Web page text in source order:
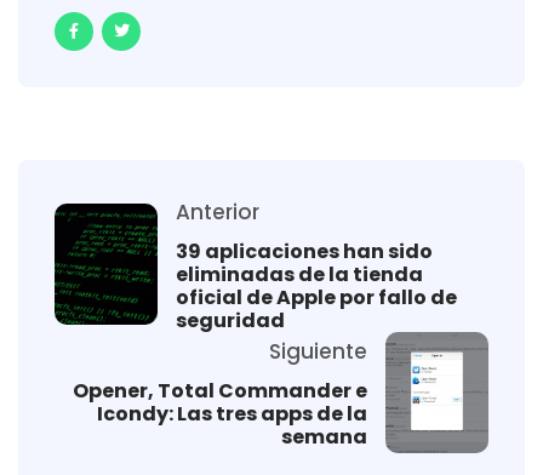
Anterior
39 aplicaciones han sido
eliminadas de la tienda
oficial de Apple por fallo de
seguridad
Siguiente
Opener, Total Commander e
Icondy: Las tres apps de la
semana